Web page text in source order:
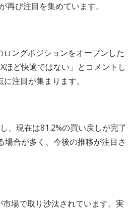
び注目を集めています。
ングポジションをオープンした
ほど快適ではない」とコメントし
注目が集まります。
、現在は81.2%の買い戻しが完了
合が多く、今後の推移が注目さ
場で取り沙汰されています。実